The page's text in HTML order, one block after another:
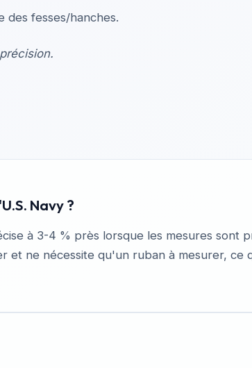
des fesses/hanches.
Navy ?
à 3-4 % près lorsque les mesures sont
et ne nécessite qu'un ruban à mesurer, ce